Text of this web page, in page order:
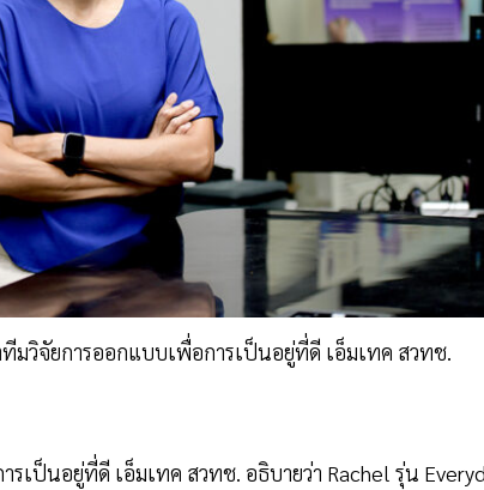
มวิจัยการออกแบบเพื่อการเป็นอยู่ที่ดี เอ็มเทค สวทช.
เป็นอยู่ที่ดี เอ็มเทค สวทช. อธิบายว่า Rachel รุ่น